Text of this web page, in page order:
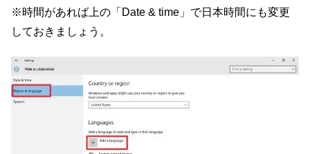
※時間があれば上の「Date & time」で日本時間にも変更
しておきましょう。